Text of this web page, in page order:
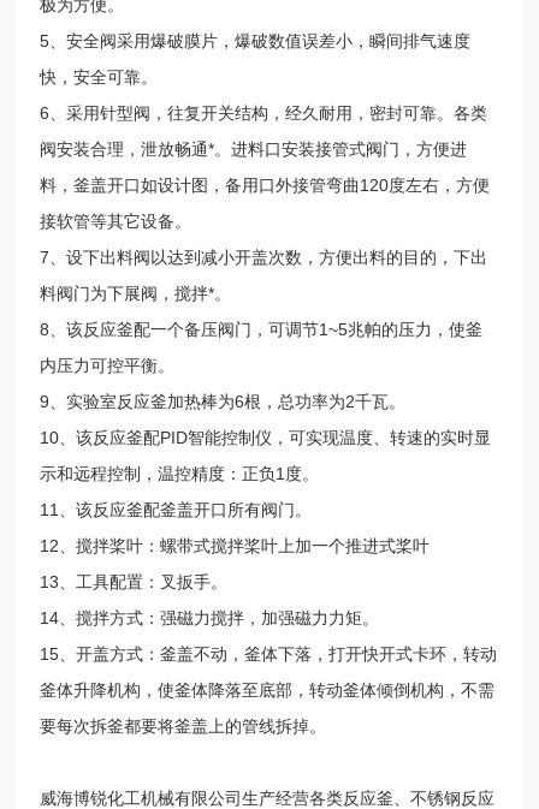
极为方便。
5、安全阀采用爆破膜片，爆破数值误差小，瞬间排气速度
快，安全可靠。
6、采用针型阀，往复开关结构，经久耐用，密封可靠。各类
阀安装合理，泄放畅通*。进料口安装接管式阀门，方便进
料，釜盖开口如设计图，备用口外接管弯曲120度左右，方便
接软管等其它设备。
7、设下出料阀以达到减小开盖次数，方便出料的目的，下出
料阀门为下展阀，搅拌*。
8、该反应釜配一个备压阀门，可调节1~5兆帕的压力，使釜
内压力可控平衡。
9、实验室反应釜加热棒为6根，总功率为2千瓦。
10、该反应釜配PID智能控制仪，可实现温度、转速的实时显
示和远程控制，温控精度：正负1度。
11、该反应釜配釜盖开口所有阀门。
12、搅拌桨叶：螺带式搅拌桨叶上加一个推进式桨叶
13、工具配置：叉扳手。
14、搅拌方式：强磁力搅拌，加强磁力力矩。
15、开盖方式：釜盖不动，釜体下落，打开快开式卡环，转动
釜体升降机构，使釜体降落至底部，转动釜体倾倒机构，不需
要每次拆釜都要将釜盖上的管线拆掉。
威海博锐化工机械有限公司生产经营各类反应釜、不锈钢反应